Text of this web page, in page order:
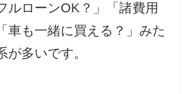
ルローンOK？」「諸費用
車も一緒に買える？」みた
が多いです。